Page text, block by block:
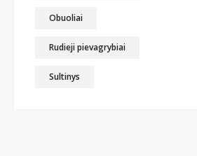
Obuoliai
Rudieji pievagrybiai
Sultinys